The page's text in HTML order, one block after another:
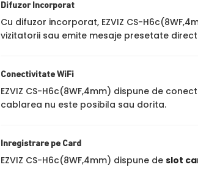
Difuzor Incorporat
Cu difuzor incorporat, EZVIZ CS-
vizitatorii sau emite mesaje presetate
Conectivitate WiFi
EZVIZ CS-H6c(8WF,4mm) dispune de
cablarea nu este posibila sau dorita.
Inregistrare pe Card
EZVIZ CS-H6c(8WF,4mm) dispune de slot